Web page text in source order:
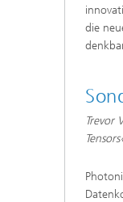
die
Trevor